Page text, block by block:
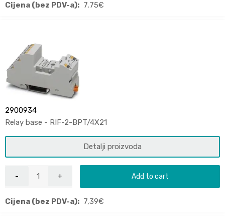
Cijena (bez PDV-a): 7,75€
2900934
Relay base - RIF-2-BPT/4X21
Detalji proizvoda
Add to cart
Cijena (bez PDV-a): 7,39€